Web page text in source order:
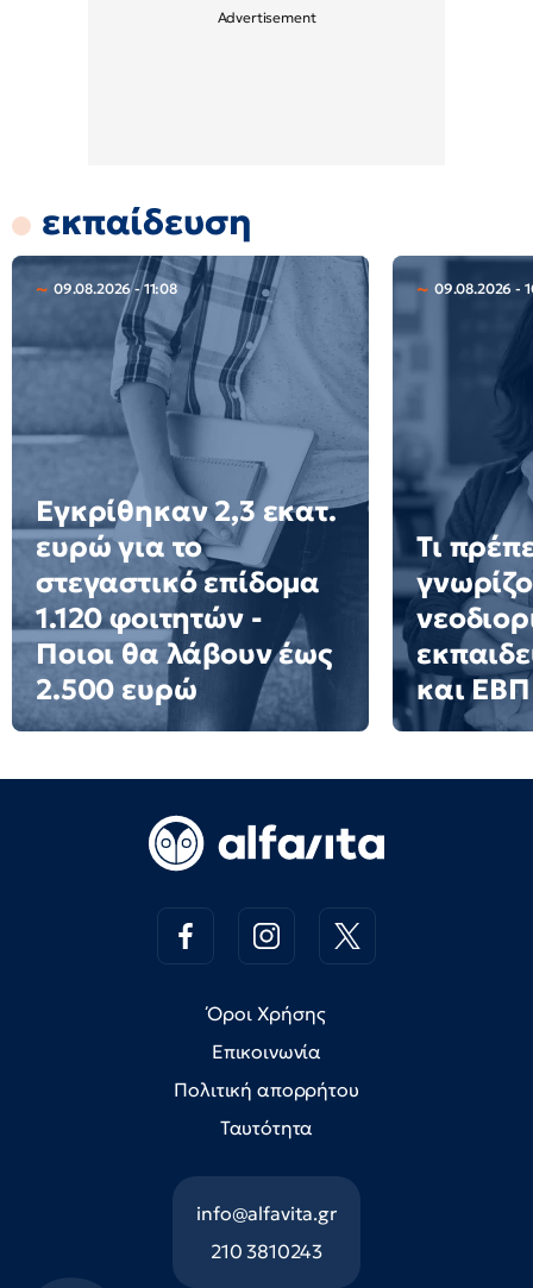
εκπαίδευση
09.08.2026 - 11:08
Εγκρίθηκαν 2,3 εκατ.
ευρώ για το
στεγαστικό επίδομα
1.120 φοιτητών -
Ποιοι θα λάβουν έως
2.500 ευρώ
09.08.2026 -
Τι
και ΕΒΠ
Όροι Χρήσης
Επικοινωνία
Πολιτική απορρήτου
Ταυτότητα
info@alfavita.gr
210 3810243